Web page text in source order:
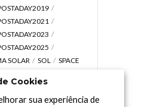
SOLAR SOL
SPACE
Cookies
sua experiência de